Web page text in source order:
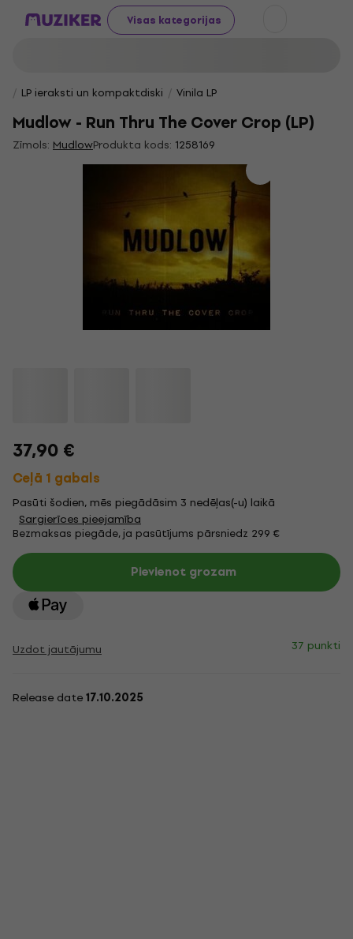
Visas kategorijas
LP ieraksti un kompaktdiski Vinila LP
Mudlow - Run Thru The Cover Crop (LP)
Zīmols: MudlowProdukta kods: 1258169
37,90 €
Ceļā 1 gabals
Pasūti šodien, mēs piegādāsim 3 nedēļas(-u) laikā
Sargierīces pieejamība
Bezmaksas piegāde, ja pasūtījums pārsniedz 299 €
Pievienot grozam
Uzdot jautājumu 37 punkti
Release date17.10.2025